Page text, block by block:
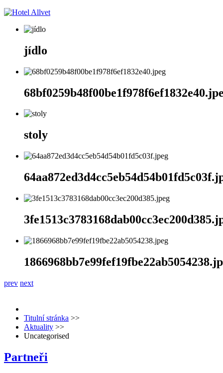
jídlo
stoly
prev next
Titulní stránka >>
Aktuality >>
Uncategorised
Partneři